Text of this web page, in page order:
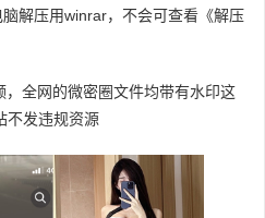
解压用winrar，不会可查看《解压
全网的微密圈文件均带有水印这
不发违规资源